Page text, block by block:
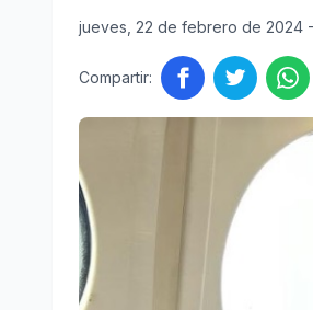
jueves, 22 de febrero de 2024 -
Compartir: